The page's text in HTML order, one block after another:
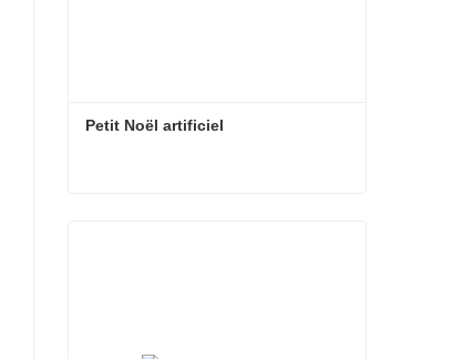
Petit Noël artificiel